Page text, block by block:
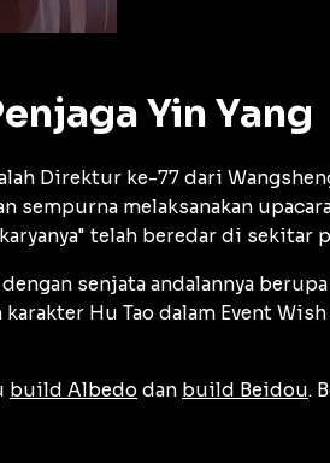
Yin Yang
Direktur ke-77 dari
sempurna melaksanakan
telah beredar di
senjata andalannya
Hu Tao dalam Event
build Albedo dan build Beidou.